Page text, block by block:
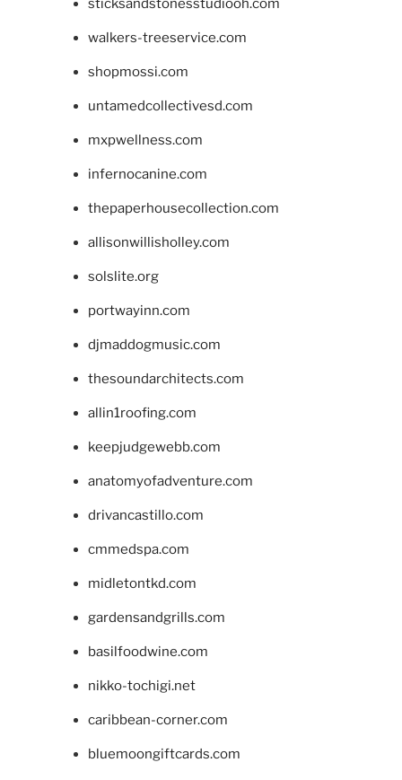
sticksandstonesstudiooh.com
walkers-treeservice.com
shopmossi.com
untamedcollectivesd.com
mxpwellness.com
infernocanine.com
thepaperhousecollection.com
allisonwillisholley.com
solslite.org
portwayinn.com
djmaddogmusic.com
thesoundarchitects.com
allin1roofing.com
keepjudgewebb.com
anatomyofadventure.com
drivancastillo.com
cmmedspa.com
midletontkd.com
gardensandgrills.com
basilfoodwine.com
nikko-tochigi.net
caribbean-corner.com
bluemoongiftcards.com